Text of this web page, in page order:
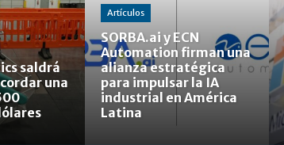
saldrá
una
Artículos
SORBA.ai y ECN
Automation firman una
alianza estratégica
para impulsar la IA
industrial en América
Latina